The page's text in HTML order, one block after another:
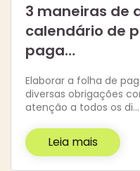
3 maneiras de
calendário de
paga…
Elaborar a folha de
diversas obrigações
atenção a todos os di…
Leia mais